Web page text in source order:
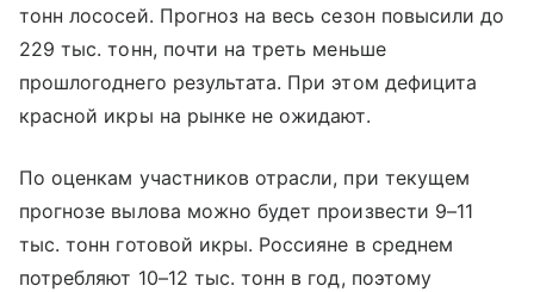
тонн лососей. Прогноз на весь сезон повысили до
229 тыс. тонн, почти на треть меньше
прошлогоднего результата. При этом дефицита
красной икры на рынке не ожидают.
По оценкам участников отрасли, при текущем
прогнозе вылова можно будет произвести 9–11
тыс. тонн готовой икры. Россияне в среднем
потребляют 10–12 тыс. тонн в год, поэтому